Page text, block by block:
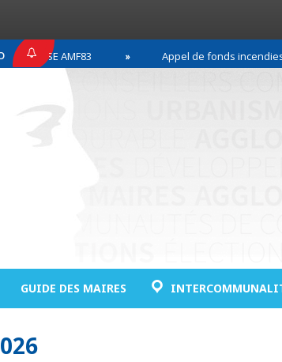
AMF83 Appel de fonds incendies
GUIDE DES MAIRES